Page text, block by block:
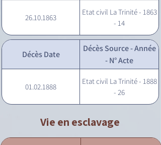
26.10.1863
Etat civil La Trinité - 1863
- 14
Décès Date
Décès Source - Année
- N° Acte
01.02.1888
Etat civil La Trinité - 1888
- 26
Vie en esclavage